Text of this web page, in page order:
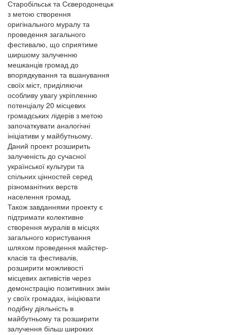
Старобільськ та Сєверодонецьк
з метою створення
оригінального муралу та
проведення загального
фестивалю, що сприятиме
ширшому залученню
мешканців громад до
впорядкування та вшанування
своїх міст, приділяючи
особливу увагу укріпленню
потенціалу 20 місцевих
громадських лідерів з метою
започаткувати аналогічні
ініціативи у майбутньому.
Даний проект розширить
залученість до сучасної
української культури та
спільних цінностей серед
різноманітних верств
населення громад.
Також завданнями проекту є
підтримати колективне
створення муралів в місцях
загального користування
шляхом проведення майстер-
класів та фестивалів,
розширити можливості
місцевих активістів через
демонстрацію позитивних змін
у своїх громадах, ініціювати
подібну діяльність в
майбутньому та розширити
залучення більш широких